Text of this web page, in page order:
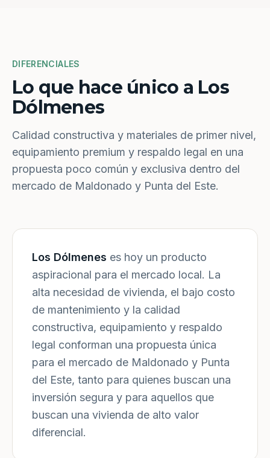
DIFERENCIALES
Lo que hace único a Los
Dólmenes
Calidad constructiva y materiales de primer nivel,
equipamiento premium y respaldo legal en una
propuesta poco común y exclusiva dentro del
mercado de Maldonado y Punta del Este.
Los Dólmenes es hoy un producto
aspiracional para el mercado local. La
alta necesidad de vivienda, el bajo costo
de mantenimiento y la calidad
constructiva, equipamiento y respaldo
legal conforman una propuesta única
para el mercado de Maldonado y Punta
del Este, tanto para quienes buscan una
inversión segura y para aquellos que
buscan una vivienda de alto valor
diferencial.